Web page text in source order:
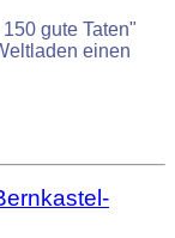
gute Taten"
einen